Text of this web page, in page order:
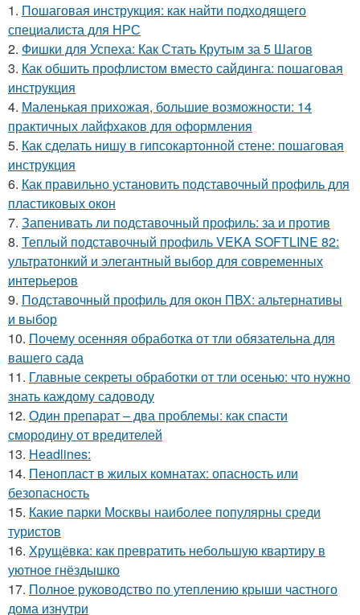
1. Пошаговая инструкция: как найти подходящего
специалиста для НРС
2. Фишки для Успеха: Как Стать Крутым за 5 Шагов
3. Как обшить профлистом вместо сайдинга: пошаговая
инструкция
4. Маленькая прихожая, большие возможности: 14
практичных лайфхаков для оформления
5. Как сделать нишу в гипсокартонной стене: пошаговая
инструкция
6. Как правильно установить подставочный профиль для
пластиковых окон
7. Запенивать ли подставочный профиль: за и против
8. Теплый подставочный профиль VEKA SOFTLINE 82:
ультратонкий и элегантный выбор для современных
интерьеров
9. Подставочный профиль для окон ПВХ: альтернативы
и выбор
10. Почему осенняя обработка от тли обязательна для
вашего сада
11. Главные секреты обработки от тли осенью: что нужно
знать каждому садоводу
12. Один препарат – два проблемы: как спасти
смородину от вредителей
13. Headlines:
14. Пенопласт в жилых комнатах: опасность или
безопасность
15. Какие парки Москвы наиболее популярны среди
туристов
16. Хрущёвка: как превратить небольшую квартиру в
уютное гнёздышко
17. Полное руководство по утеплению крыши частного
дома изнутри